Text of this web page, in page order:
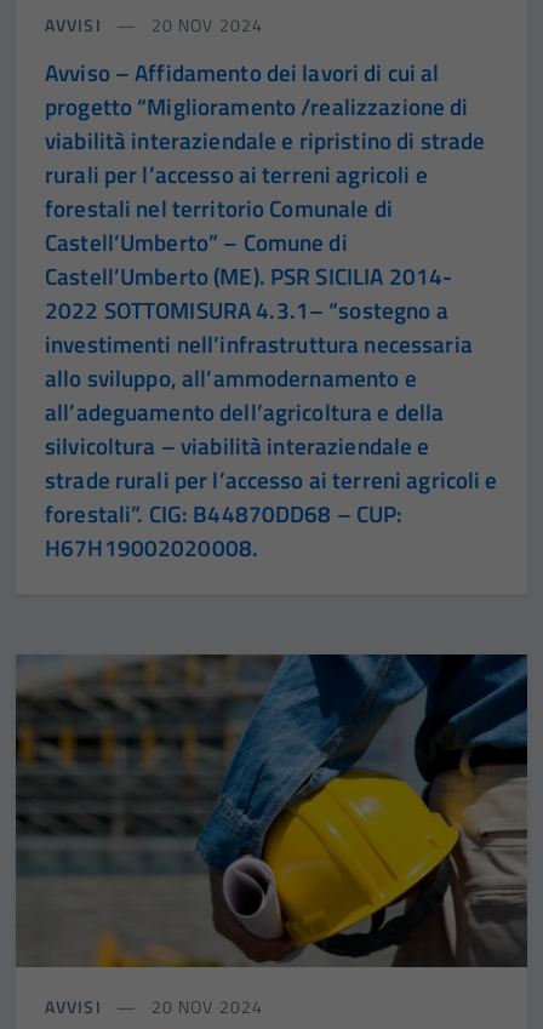
AVVISI 20 NOV 2024
Avviso – Affidamento dei lavori di cui al
progetto “Miglioramento /realizzazione di
viabilità interaziendale e ripristino di strade
rurali per l’accesso ai terreni agricoli e
forestali nel territorio Comunale di
Castell’Umberto” – Comune di
Castell’Umberto (ME). PSR SICILIA 2014-
2022 SOTTOMISURA 4.3.1– “sostegno a
investimenti nell’infrastruttura necessaria
allo sviluppo, all’ammodernamento e
all’adeguamento dell’agricoltura e della
silvicoltura – viabilità interaziendale e
strade rurali per l’accesso ai terreni agricoli e
forestali”. CIG: B44870DD68 – CUP:
H67H19002020008.
AVVISI 20 NOV 2024